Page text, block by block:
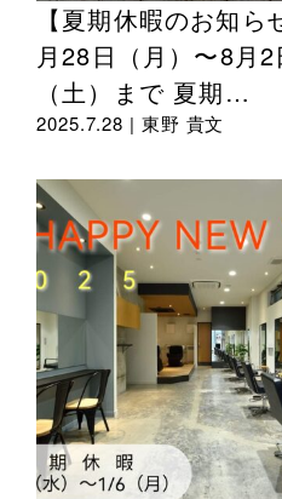
【夏期休暇のお知
月28日（月）〜8月2
（土）まで 夏期…
2025.7.28 | 東野 貴文